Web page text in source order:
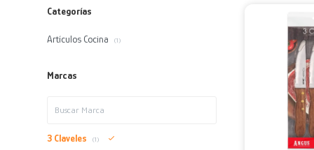
Categorías
Artículos Cocina (1)
Marcas
3 Claveles (1)